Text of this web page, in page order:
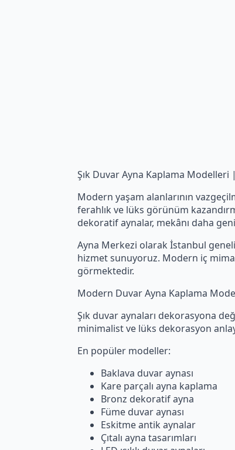
Şık Duvar Ayna Kaplama
Modern yaşam alanlarının
ferahlık ve lüks görünüm
dekoratif aynalar, mekânı daha
Ayna Merkezi olarak İstanbul
hizmet sunuyoruz. Modern iç
görmektedir.
Modern Duvar Ayna Kaplama
Şık duvar aynaları dekorasyona
minimalist ve lüks dekorasyon
En popüler modeller:
Baklava duvar aynası
Kare parçalı ayna kaplama
Bronz dekoratif ayna
Füme duvar aynası
Eskitme antik aynalar
Çıtalı ayna tasarımları